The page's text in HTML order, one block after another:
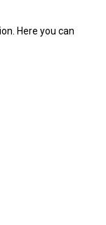
Here you can